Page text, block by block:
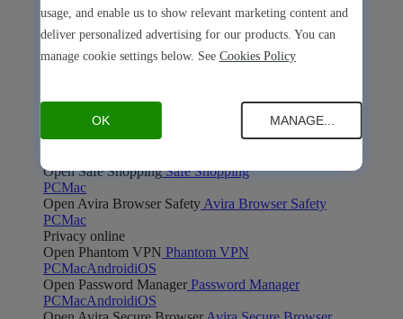
Free Security
Open AntivirusAntivirus
Android
Open Software Updater
Software Updater
Open Safe ShoppingSafe Shopping
PCMac
Open Avira Browser Safety Avira Browser Safety
PCMac
Privacy online
Open Phantom VPN Phantom VPN
PCMacAndroidiOS
Open Password Manager Password Manager
PCMacAndroidiOS
usage, and enable us to show relevant marketing content and
deliver personalized advertising for our products. You can
manage cookie settings below. See Cookies Policy
OK MANAGE...